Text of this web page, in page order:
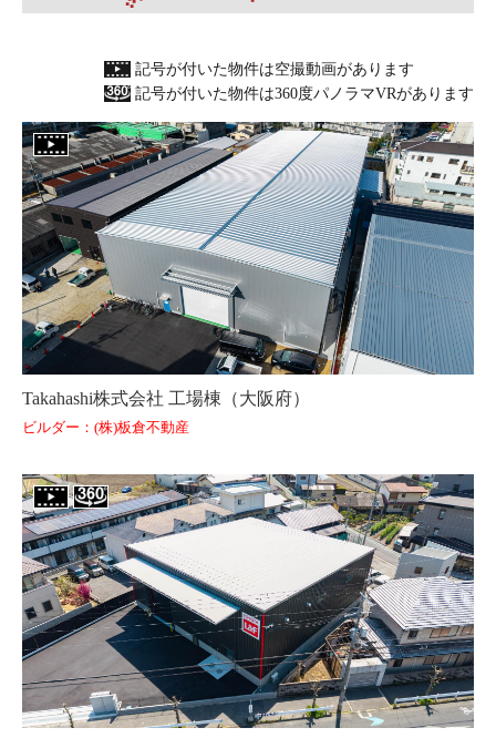
記号が付いた物件は空撮動画があります
記号が付いた物件は360度パノラマVRがあります
Takahashi株式会社 工場棟（大阪府）
ビルダー：(株)板倉不動産